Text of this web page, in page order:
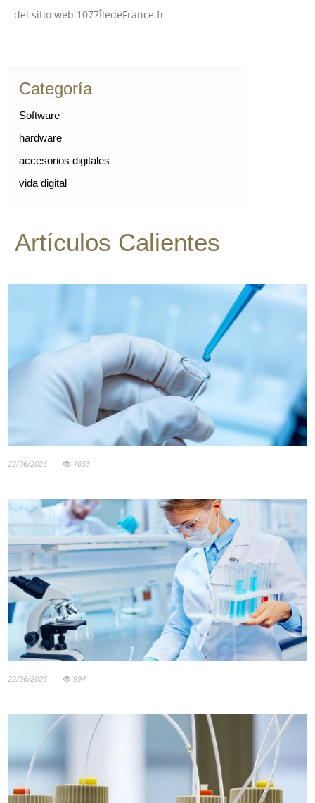
- del sitio web 1077ÎledeFrance.fr
Categoría
Software
hardware
accesorios digitales
vida digital
Artículos Calientes
22/06/2026 1033
22/06/2026 994